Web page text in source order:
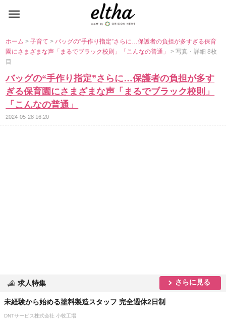
ホーム>子育て>バッグの“手作り指定”さらに…保護者の負担が多すぎる保育
園にさまざまな声「まるでブラック校則」「こんなの普通」> 写真・詳細 8枚
目
バッグの“手作り指定”さらに…保護者の負担が多す
ぎる保育園にさまざまな声「まるでブラック校則」
「こんなの普通」
2024-05-28 16:20
求人特集 さらに見る
未経験から始める塗料製造スタッフ 完全週休2日制
DNTサービス株式会社 小牧工場